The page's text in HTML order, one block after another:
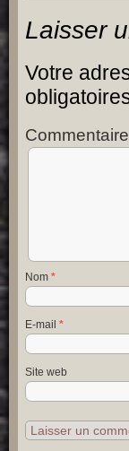
Laisser
Votre
Commentaire
Nom *
E-mail *
Site web